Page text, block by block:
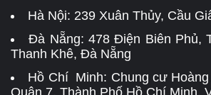
Hà Nội: 239 Xuân Thủy, Cầu
Đà Nẵng:478 Điện Biên Phủ,
Thanh Khê, Đà Nẵng
Hồ Chí Minh: Chung cư
Quận 7, Thành Phố Hồ Chí Minh,